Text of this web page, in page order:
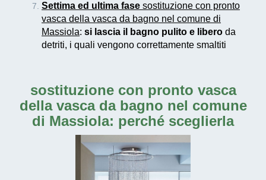
Settima ed ultima fase sostituzione con pronto
vasca della vasca da bagno nel comune di
Massiola: si lascia il bagno pulito e libero da
detriti, i quali vengono correttamente smaltiti
sostituzione con pronto vasca
della vasca da bagno nel comune
di Massiola: perché sceglierla